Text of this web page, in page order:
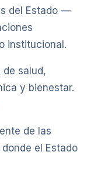
del Estado —
institucional.
salud,
y bienestar.
de las
el Estado